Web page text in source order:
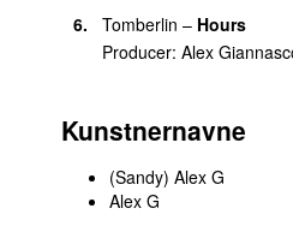
6.
Tomberlin – Hours
Producer: Alex
Kunstnernavne
(Sandy) Alex G
Alex G